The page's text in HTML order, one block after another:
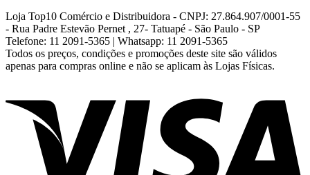
Loja Top10 Comércio e Distribuidora - CNPJ: 27.864.907/0001-55
- Rua Padre Estevão Pernet , 27- Tatuapé - São Paulo - SP
Telefone: 11 2091-5365 | Whatsapp: 11 2091-5365
Todos os preços, condições e promoções deste site são válidos
apenas para compras online e não se aplicam às Lojas Físicas.